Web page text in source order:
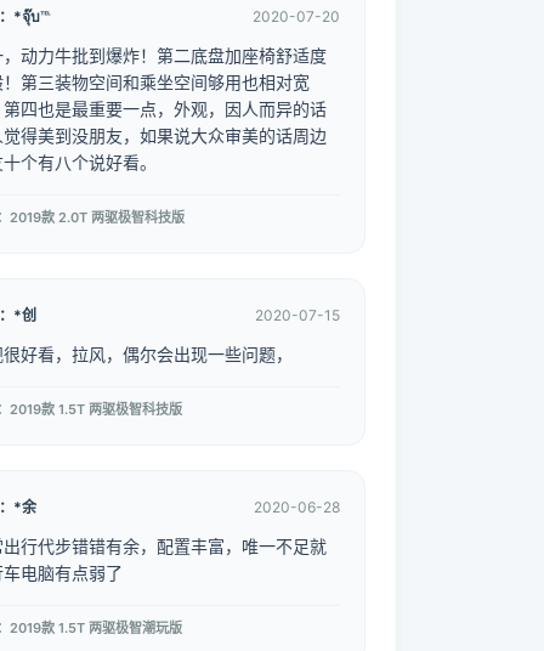
*จุ๊บ℡ 2020-07-20
，动力牛批到爆炸！第二底盘加座椅舒适度
！第三装物空间和乘坐空间够用也相对宽
第四也是最重要一点，外观，因人而异的话
觉得美到没朋友，如果说大众审美的话周边
个有八个说好看。
2019款 2.0T 两驱极智科技版
*创 2020-07-15
好看，拉风，偶尔会出现一些问题，
2019款 1.5T 两驱极智科技版
*余 2020-06-28
出行代步错错有余，配置丰富，唯一不足就
电脑有点弱了
2019款 1.5T 两驱极智潮玩版